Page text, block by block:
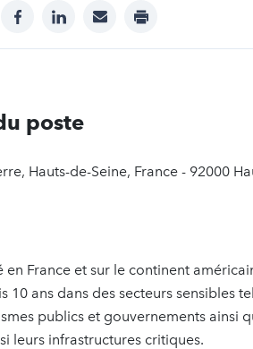
facebooklinkedinmail print
poste
Hauts-de-Seine, France - 92000
France et sur le continent
10 ans dans des secteurs sensibles
publics et gouvernements ainsi
leurs infrastructures critiques.